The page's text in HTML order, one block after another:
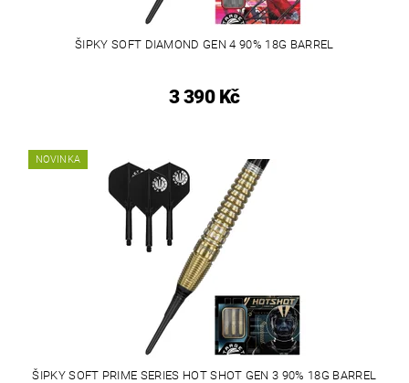
ŠIPKY SOFT DIAMOND GEN 4 90% 18G BARREL
3 390 Kč
NOVINKA
ŠIPKY SOFT PRIME SERIES HOT SHOT GEN 3 90% 18G BARREL